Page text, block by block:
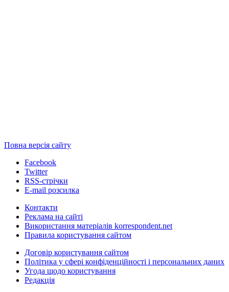
Повна версія сайту
Facebook
Twitter
RSS-стрічки
E-mail розсилка
Контакти
Реклама на сайті
Використання матеріалів korrespondent.net
Правила користування сайтом
Договір користування сайтом
Політика у сфері конфіденційності і персональних даних
Угода щодо користування
Редакція